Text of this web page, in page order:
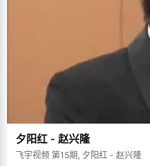
夕阳红 - 赵兴隆
飞宇视频 第15期, 夕阳红 - 赵兴隆